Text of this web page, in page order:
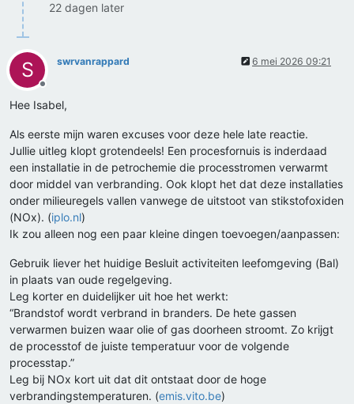
22 dagen later
S
Offline
swrvanrappard 6 mei 2026 09:21
Hee Isabel,
Als eerste mijn waren excuses voor deze hele late reactie.
Jullie uitleg klopt grotendeels! Een procesfornuis is inderdaad
een installatie in de petrochemie die processtromen verwarmt
door middel van verbranding. Ook klopt het dat deze installaties
onder milieuregels vallen vanwege de uitstoot van stikstofoxiden
(NOx). (iplo.nl)
Ik zou alleen nog een paar kleine dingen toevoegen/aanpassen:
Gebruik liever het huidige Besluit activiteiten leefomgeving (Bal)
in plaats van oude regelgeving.
Leg korter en duidelijker uit hoe het werkt:
“Brandstof wordt verbrand in branders. De hete gassen
verwarmen buizen waar olie of gas doorheen stroomt. Zo krijgt
de processtof de juiste temperatuur voor de volgende
processtap.”
Leg bij NOx kort uit dat dit ontstaat door de hoge
verbrandingstemperaturen. (emis.vito.be)